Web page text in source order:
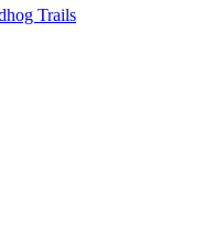
Trails